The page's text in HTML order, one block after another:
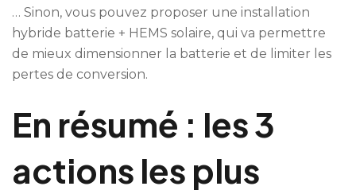
… Sinon, vous pouvez proposer une installation
hybride batterie + HEMS solaire, qui va permettre
de mieux dimensionner la batterie et de limiter les
pertes de conversion.
En résumé : les 3
actions les plus